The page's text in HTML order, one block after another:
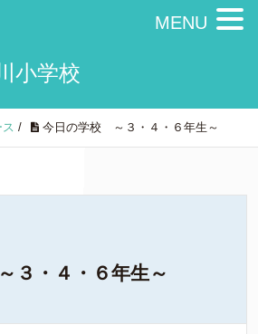
小学校
/ 今日の学校 ～３・４・６年生～
３・４・６年生～
MENU